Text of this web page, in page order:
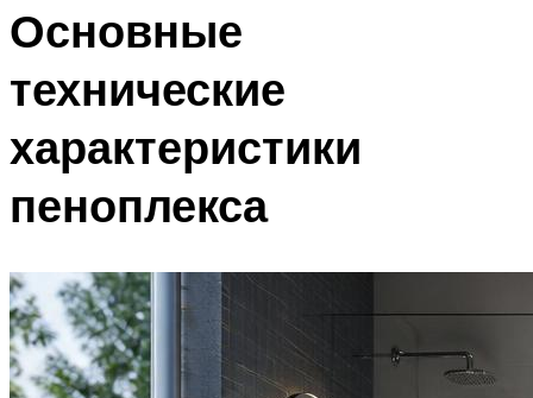
Основные
технические
характеристики
пеноплекса